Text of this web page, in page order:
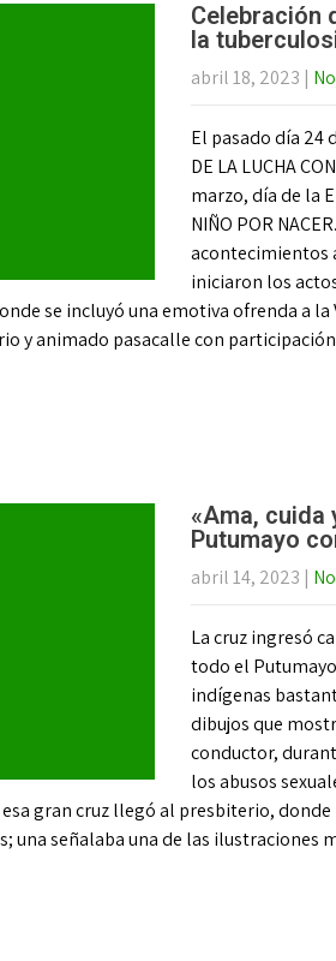
Celebración
la
abril 18, 2023 |
El pasado día 24
DE LA LUCHA
marzo, día de la
NIÑO POR
acontecimientos
iniciaron los
se incluyó una emotiva ofrenda a
y animado pasacalle con
«Ama, cuida
Putumayo
abril 14, 2023 |
La cruz ingresó
todo el
indígenas
dibujos que
conductor,
los abusos
esa gran cruz llegó al presbiterio,
una señalaba una de las